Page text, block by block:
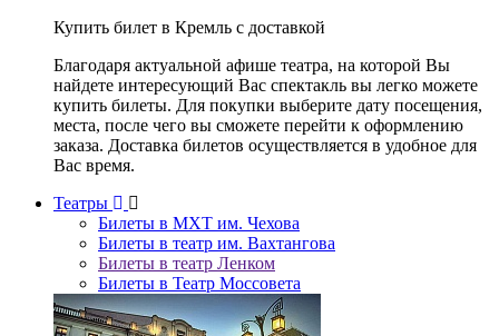
Купить билет в Кремль с доставкой
Благодаря актуальной афише театра, на которой Вы
найдете интересующий Вас спектакль вы легко можете
купить билеты. Для покупки выберите дату посещения,
места, после чего вы сможете перейти к оформлению
заказа. Доставка билетов осуществляется в удобное для
Вас время.
Театры
Билеты в МХТ им. Чехова
Билеты в театр им. Вахтангова
Билеты в театр Ленком
Билеты в Театр Моссовета